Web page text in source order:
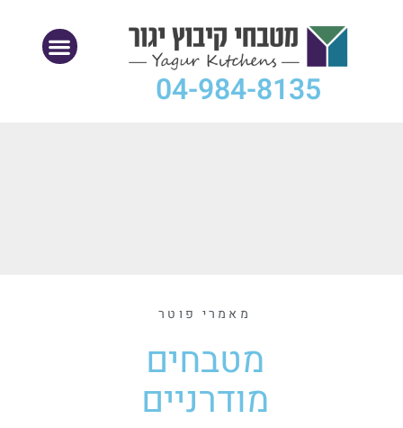
04-984-8135
מאמרי פוטר
מטבחים
מודרניים